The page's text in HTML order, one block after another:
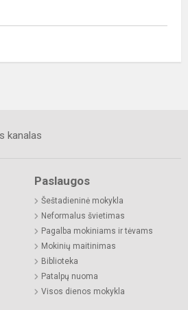
kanalas
Paslaugos
Šeštadieninė mokykla
Neformalus švietimas
Pagalba mokiniams ir tėvams
Mokinių maitinimas
Biblioteka
Patalpų nuoma
Visos dienos mokykla